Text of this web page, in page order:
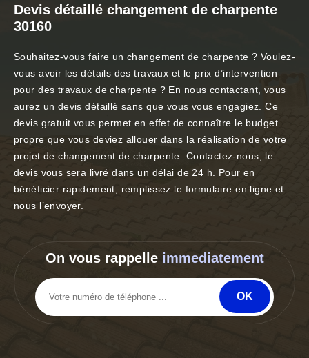
Devis détaillé changement de charpente
30160
Souhaitez-vous faire un changement de charpente ? Voulez-
vous avoir les détails des travaux et le prix d’intervention
pour des travaux de charpente ? En nous contactant, vous
aurez un devis détaillé sans que vous vous engagiez. Ce
devis gratuit vous permet en effet de connaître le budget
propre que vous deviez allouer dans la réalisation de votre
projet de changement de charpente. Contactez-nous, le
devis vous sera livré dans un délai de 24 h. Pour en
bénéficier rapidement, remplissez le formulaire en ligne et
nous l’envoyer.
On vous rappelle immediatement